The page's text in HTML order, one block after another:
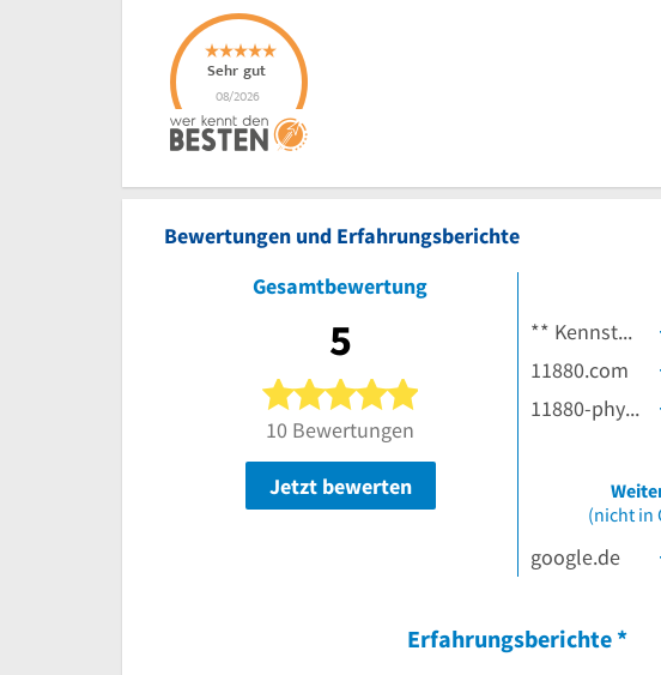
Bewertungen und Erfahrungsberichte
Gesamtbewertung
5
5 von 5 Sternen
10 Bewertungen
Jetzt bewerten
**
KennstDuEinen.de
11880.com
11880-physio.com
(nicht in
google.de
Erfahrungsberichte *